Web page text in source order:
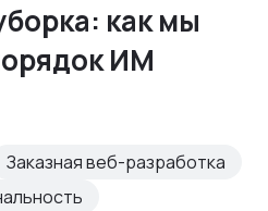
как мы
ИМ
Заказная веб-разработка